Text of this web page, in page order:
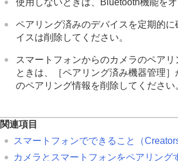
ペアリング済みのデバイスを定期的
イスは削除してください。
スマートフォンからのカメラのペア
ときは、
［ペアリング済み機器管理］
のペアリング情報を削除してください
関連項目
スマートフォンでできること（
カメラとスマートフォンをペアリング